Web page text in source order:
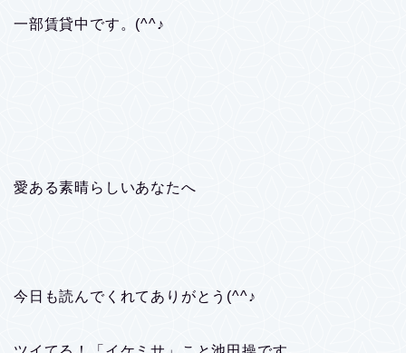
一部賃貸中です。(^^♪
愛ある素晴らしいあなたへ
今日も読んでくれてありがとう(^^♪